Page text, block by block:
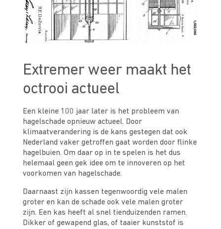
Extremer weer maakt het
octrooi actueel
Een kleine 100 jaar later is het probleem van
hagelschade opnieuw actueel. Door
klimaatverandering is de kans gestegen dat ook
Nederland vaker getroffen gaat worden door flinke
hagelbuien. Om daar op in te spelen is het dus
helemaal geen gek idee om te innoveren op het
voorkomen van hagelschade.
Daarnaast zijn kassen tegenwoordig vele malen
groter en kan de schade ook vele malen groter
zijn. Een kas heeft al snel tienduizenden ramen.
Dikker of gewapend glas, of taaier kunststof is